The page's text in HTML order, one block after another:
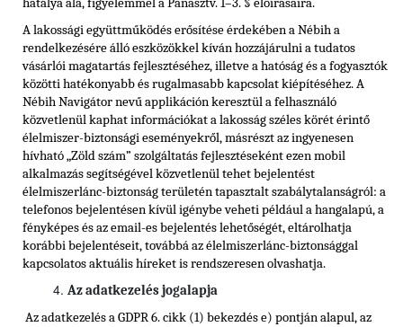
hatálya alá, figyelemmel a Panasztv. 1–3. § előírásaira.
A lakossági együttműködés erősítése érdekében a Nébih a
rendelkezésére álló eszközökkel kíván hozzájárulni a tudatos
vásárlói magatartás fejlesztéséhez, illetve a hatóság és a fogyasztók
közötti hatékonyabb és rugalmasabb kapcsolat kiépítéséhez. A
Nébih Navigátor nevű applikáción keresztül a felhasználó
közvetlenül kaphat információkat a lakosság széles körét érintő
élelmiszer-biztonsági eseményekről, másrészt az ingyenesen
hívható „Zöld szám” szolgáltatás fejlesztéseként ezen mobil
alkalmazás segítségével közvetlenül tehet bejelentést
élelmiszerlánc-biztonság területén tapasztalt szabálytalanságról: a
telefonos bejelentésen kívül igénybe veheti például a hangalapú, a
fényképes és az email-es bejelentés lehetőségét, eltárolhatja
korábbi bejelentéseit, továbbá az élelmiszerlánc-biztonsággal
kapcsolatos aktuális híreket is rendszeresen olvashatja.
Az adatkezelés jogalapja
Az adatkezelés a GDPR 6. cikk (1) bekezdés e) pontján alapul, az